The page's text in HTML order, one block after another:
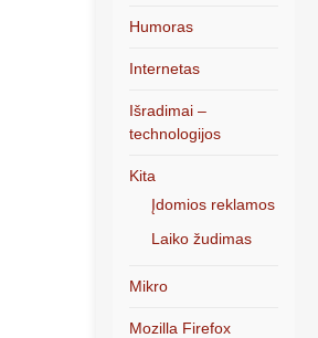
Humoras
Internetas
Išradimai –
technologijos
Kita
Įdomios reklamos
Laiko žudimas
Mikro
Mozilla Firefox